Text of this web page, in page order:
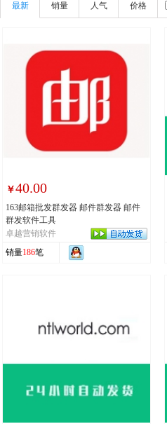
最新 销量 人气 价格
￥40.00
163邮箱批发群发器 邮件群发器 邮件
群发软件工具
卓越营销软件
销量186笔